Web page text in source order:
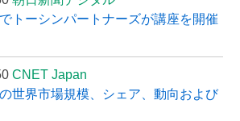
トーシンパートナーズが講座を開催
CNET Japan
世界市場規模、シェア、動向および